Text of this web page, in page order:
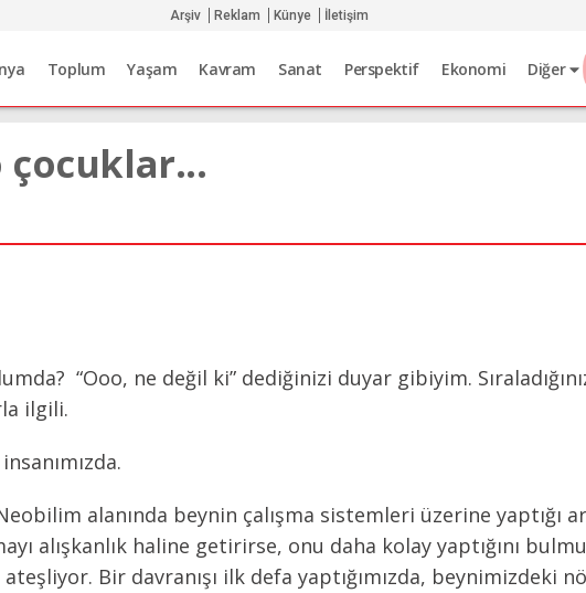
Arşiv Reklam Künye İletişim
Toplum Yaşam Kavram Sanat Perspektif Ekonomi Diğer
çocuklar...
“Ooo, ne değil ki” dediğinizi duyar gibiyim.
ilgili.
alanında beynin çalışma sistemleri üzerine yaptığı
alışkanlık haline getirirse, onu daha kolay yaptığını
Bir davranışı ilk defa yaptığımızda, beynimizdeki